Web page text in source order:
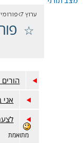
ערוץ 7
מתואמת